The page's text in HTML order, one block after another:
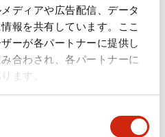
ディアや広告配信、データ
報を共有しています。ここ
ーが各パートナーに提供し
合わされ、各パートナーに
ます。
クタ
NRLY2111F-5ABA-B
NRLY形サーキットプロテクタ 電流引
外し 2極 高速形 NRLY2111F-5ABA-B